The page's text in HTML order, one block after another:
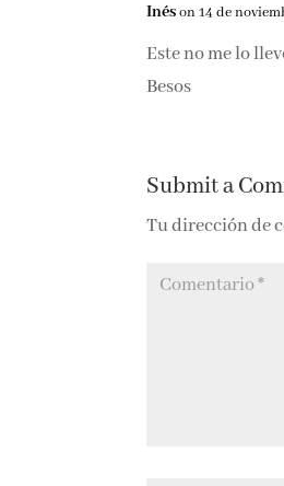
Inés on 14 de
Este no me lo
Besos
Submit a
Tu dirección de